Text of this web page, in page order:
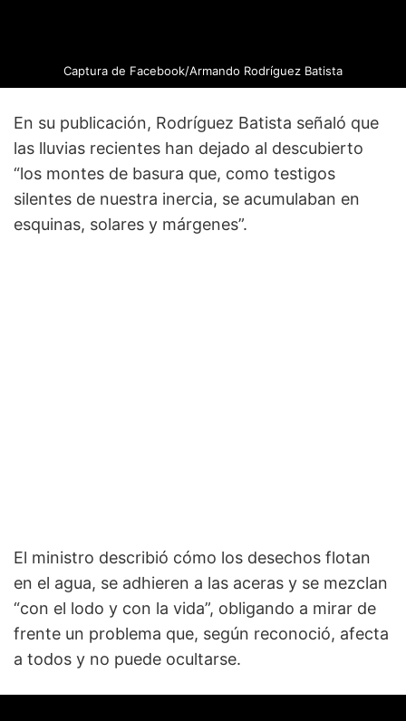
Captura de Facebook/Armando Rodríguez Batista
En su publicación, Rodríguez Batista señaló que
las lluvias recientes han dejado al descubierto
“los montes de basura que, como testigos
silentes de nuestra inercia, se acumulaban en
esquinas, solares y márgenes”.
El ministro describió cómo los desechos flotan
en el agua, se adhieren a las aceras y se mezclan
“con el lodo y con la vida”, obligando a mirar de
frente un problema que, según reconoció, afecta
a todos y no puede ocultarse.